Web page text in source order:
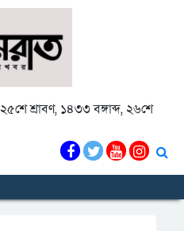
২৫শে শ্রাবণ, ১৪৩৩ বঙ্গাব্দ, ২৬শে